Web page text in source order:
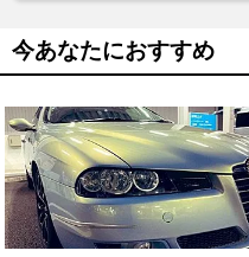
今あなたにおすすめ